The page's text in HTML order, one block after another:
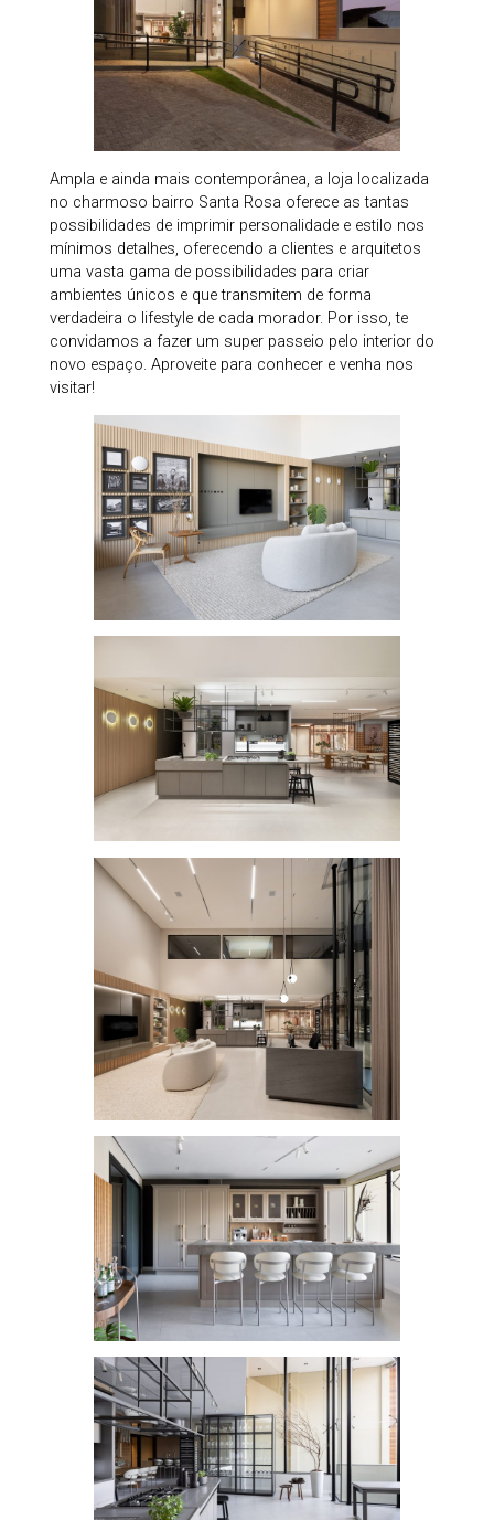
Ampla e ainda mais contemporânea, a loja localizada
no charmoso bairro Santa Rosa oferece as tantas
possibilidades de imprimir personalidade e estilo nos
mínimos detalhes, oferecendo a clientes e arquitetos
uma vasta gama de possibilidades para criar
ambientes únicos e que transmitem de forma
verdadeira o lifestyle de cada morador. Por isso, te
convidamos a fazer um super passeio pelo interior do
novo espaço. Aproveite para conhecer e venha nos
visitar!